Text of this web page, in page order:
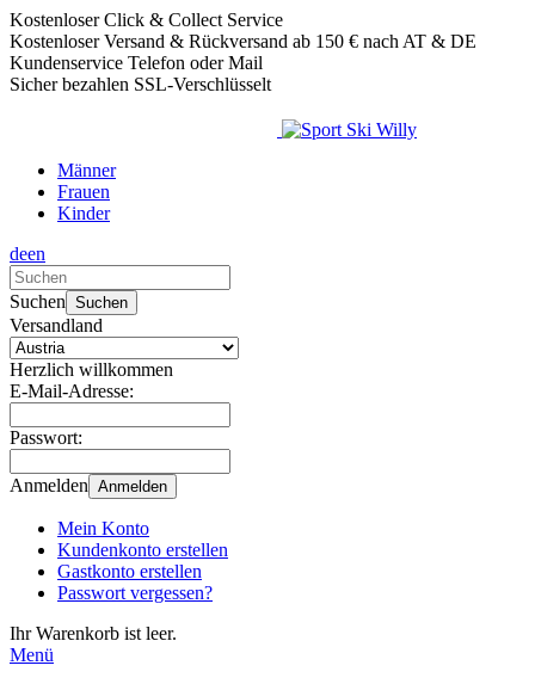
Kostenloser Click & Collect Service
Kostenloser Versand & Rückversand ab 150 € nach AT & DE
Kundenservice Telefon oder Mail
Sicher bezahlen SSL-Verschlüsselt
Männer
Frauen
Kinder
deen
die
nach
oben
unten,
um
das
Suchen Suchen
Versandland
Herzlich willkommen
E-Mail-Adresse:
Passwort:
Anmelden Anmelden
Mein Konto
Kundenkonto erstellen
Gastkonto erstellen
Passwort vergessen?
Ihr Warenkorb ist leer.
Menü